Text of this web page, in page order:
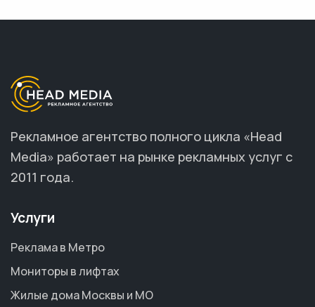
Рекламное агентство полного цикла «Head
Media» работает на рынке рекламных услуг с
2011 года.
Услуги
Реклама в Метро
Мониторы в лифтах
Жилые дома Москвы и МО